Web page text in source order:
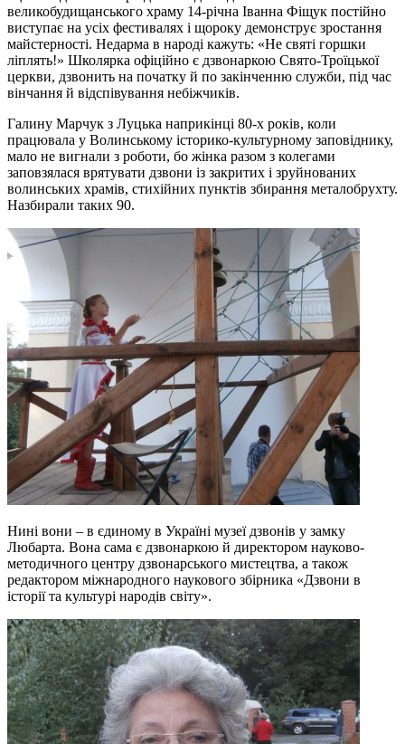
великобудищанського храму 14-річна Іванна Фіщук постійно
виступає на усіх фестивалях і щороку демонструє зростання
майстерності. Недарма в народі кажуть: «Не святі горшки
ліплять!» Школярка офіційно є дзвонаркою Свято-Троїцької
церкви, дзвонить на початку й по закінченню служби, під час
вінчання й відспівування небіжчиків.
Галину Марчук з Луцька наприкінці 80-х років, коли
працювала у Волинському історико-культурному заповіднику,
мало не вигнали з роботи, бо жінка разом з колегами
заповзялася врятувати дзвони із закритих і зруйнованих
волинських храмів, стихійних пунктів збирання металобрухту.
Назбирали таких 90.
Нині вони – в єдиному в Україні музеї дзвонів у замку
Любарта. Вона сама є дзвонаркою й директором науково-
методичного центру дзвонарського мистецтва, а також
редактором міжнародного наукового збірника «Дзвони в
історії та культурі народів світу».